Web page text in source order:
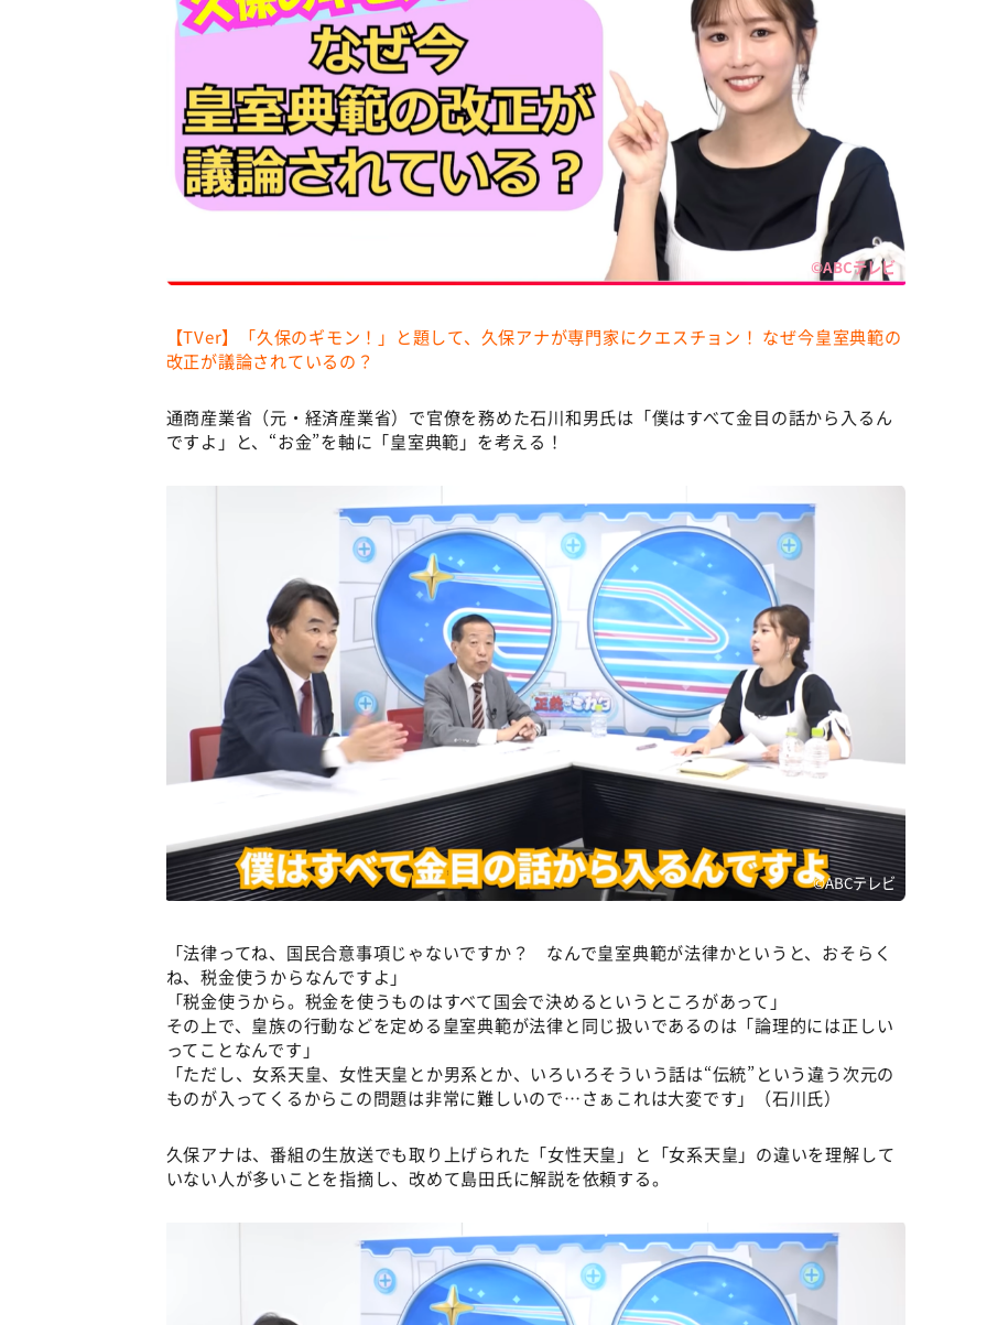
©ABCテレビ
【TVer】「久保のギモン！」と題して、久保アナが専門家にクエスチョン！ なぜ今皇室典範の
改正が議論されているの？
通商産業省（元・経済産業省）で官僚を務めた石川和男氏は「僕はすべて金目の話から入るん
ですよ」と、“お金”を軸に「皇室典範」を考える！
©ABCテレビ
「法律ってね、国民合意事項じゃないですか？ なんで皇室典範が法律かというと、おそらく
ね、税金使うからなんですよ」
「税金使うから。税金を使うものはすべて国会で決めるというところがあって」
その上で、皇族の行動などを定める皇室典範が法律と同じ扱いであるのは「論理的には正しい
ってことなんです」
「ただし、女系天皇、女性天皇とか男系とか、いろいろそういう話は“伝統”という違う次元の
ものが入ってくるからこの問題は非常に難しいので…さぁこれは大変です」（石川氏）
久保アナは、番組の生放送でも取り上げられた「女性天皇」と「女系天皇」の違いを理解して
いない人が多いことを指摘し、改めて島田氏に解説を依頼する。